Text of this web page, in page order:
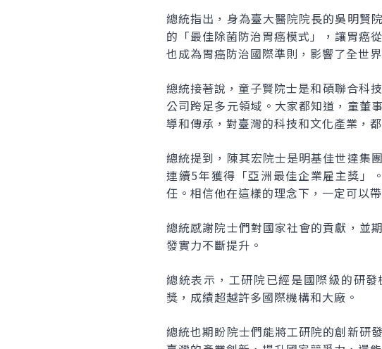
總統指出，身為臺大醫院院長的吳明賢
的「最佳除菌防治胃癌模式」，讓胃癌
也成為胃癌防治國際準則，影響了全世
總統接著說，童子賢院士是和碩聯合科
公司跨足多元領域。大家都知道，童董
導和傳承，對臺灣的科技和文化產業，
總統提到，陳其宏院士是明基佳世達集
連續5年獲得「亞洲最佳企業雇主獎」
任。相信他在這樣的理念下，一定可以
總統感謝院士們對國家社會的貢獻，並
發實力不斷提升。
總統表示，工研院已經是國際級的研
獎，成績超越許多國際機構和大廠。
總統也期盼院士們能將工研院的創新研